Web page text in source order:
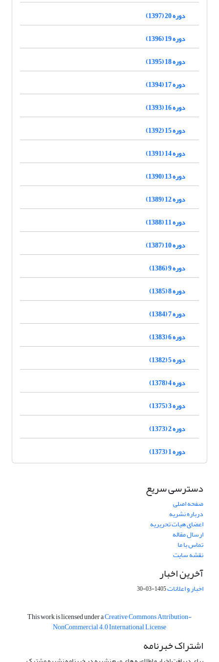
دوره 20 (1397)
دوره 19 (1396)
دوره 18 (1395)
دوره 17 (1394)
دوره 16 (1393)
دوره 15 (1392)
دوره 14 (1391)
دوره 13 (1390)
دوره 12 (1389)
دوره 11 (1388)
دوره 10 (1387)
دوره 9 (1386)
دوره 8 (1385)
دوره 7 (1384)
دوره 6 (1383)
دوره 5 (1382)
دوره 4 (1378)
دوره 3 (1375)
دوره 2 (1373)
دوره 1 (1373)
دسترسی سریع
صفحه اصلی
درباره نشریه
اعضای هیات تحریریه
ارسال مقاله
تماس با ما
نقشه سایت
آخرین اخبار
اخبار و اعلانات1405-03-30
This work is licensed under aCreative Commons Attribution-
NonCommercial 4.0 International License
اشتراک خبرنامه